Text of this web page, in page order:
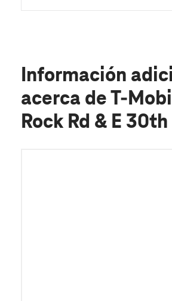
Información
acerca de T-
Rock Rd & E 30th